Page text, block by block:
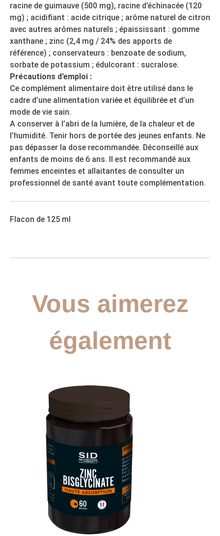
racine de guimauve (500 mg), racine d’échinacée (120
mg) ; acidifiant : acide citrique ; arôme naturel de citron
avec autres arômes naturels ; épaississant : gomme
xanthane ; zinc (2,4 mg / 24% des apports de
référence) ; conservateurs : benzoate de sodium,
sorbate de potassium ; édulcorant : sucralose.
Précautions d’emploi :
Ce complément alimentaire doit être utilisé dans le
cadre d’une alimentation variée et équilibrée et d’un
mode de vie sain.
A conserver à l’abri de la lumière, de la chaleur et de
l’humidité. Tenir hors de portée des jeunes enfants. Ne
pas dépasser la dose recommandée. Déconseillé aux
enfants de moins de 6 ans. Il est recommandé aux
femmes enceintes et allaitantes de consulter un
professionnel de santé avant toute complémentation.
Flacon de 125 ml
Vous aimerez
également